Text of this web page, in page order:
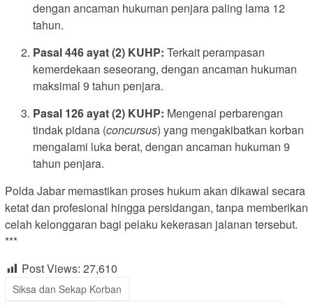
dengan ancaman hukuman penjara paling lama 12
tahun.
Pasal 446 ayat (2) KUHP: Terkait perampasan
kemerdekaan seseorang, dengan ancaman hukuman
maksimal 9 tahun penjara.
Pasal 126 ayat (2) KUHP: Mengenai perbarengan
tindak pidana (concursus) yang mengakibatkan korban
mengalami luka berat, dengan ancaman hukuman 9
tahun penjara.
Polda Jabar memastikan proses hukum akan dikawal secara
ketat dan profesional hingga persidangan, tanpa memberikan
celah kelonggaran bagi pelaku kekerasan jalanan tersebut.
***
Post Views: 27,610
Siksa dan Sekap Korban